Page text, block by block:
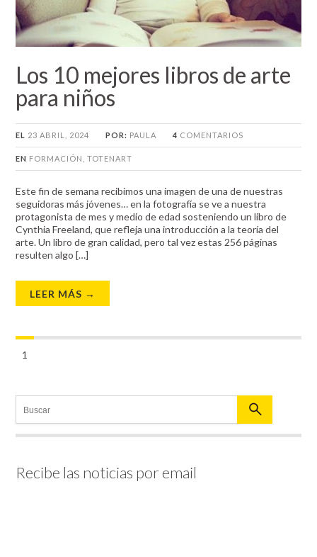
Los 10 mejores libros de arte
para niños
EL 23 ABRIL, 2024 POR: PAULA 4 COMENTARIOS
EN FORMACIÓN ,TOTENART
Este fin de semana recibimos una imagen de una de nuestras
seguidoras más jóvenes… en la fotografía se ve a nuestra
protagonista de mes y medio de edad sosteniendo un libro de
Cynthia Freeland, que refleja una introducción a la teoría del
arte. Un libro de gran calidad, pero tal vez estas 256 páginas
resulten algo […]
LEER MÁS →
1
Recibe las noticias por email